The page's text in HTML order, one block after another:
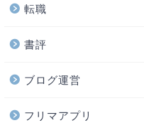
転職
書評
ブログ運営
フリマアプリ